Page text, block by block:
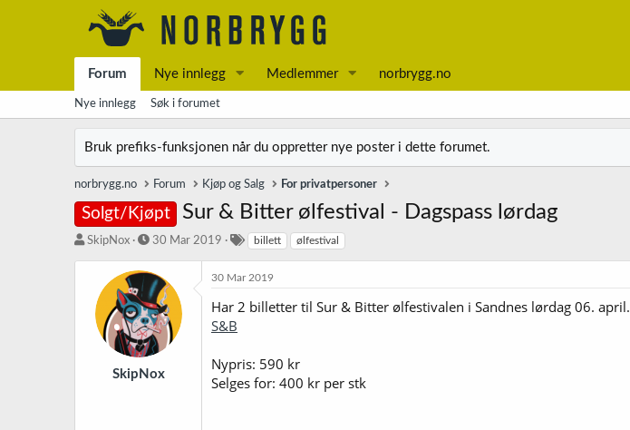
Forum Nye innlegg Medlemmer norbrygg.no
Nye innlegg Søk i forumet
Bruk prefiks-funksjonen når du oppretter nye poster i dette forumet.
norbrygg.no Forum Kjøp og Salg For privatpersoner
Solgt/Kjøpt Sur & Bitter ølfestival - Dagspass lørdag
T
SkipNox
S
a
r
t
d
a
t
o
30 Mar 2019
k
billett ølfestival
SkipNox
30 Mar 2019
Har 2 billetter til Sur & Bitter ølfestivalen i Sandnes lørdag 06. april.
S&B
Nypris: 590 kr
Selges for: 400 kr per stk